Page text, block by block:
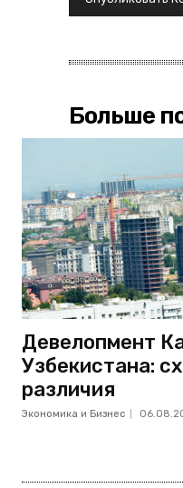
Больше
Девелопмент
Узбекистана:
различия
Экономика и Бизнес